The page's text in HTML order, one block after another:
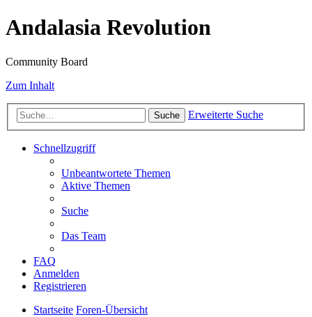
Andalasia Revolution
Community Board
Zum Inhalt
Suche Erweiterte Suche
Schnellzugriff
Unbeantwortete Themen
Aktive Themen
Suche
Das Team
FAQ
Anmelden
Registrieren
Startseite Foren-Übersicht